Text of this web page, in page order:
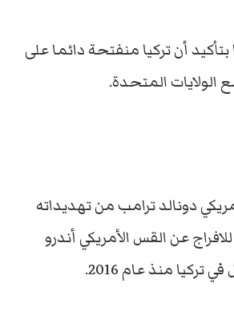
أن تركيا منفتحة دائما على
الولايات المتحدة.
دونالد ترامب من تهديداته
عن القس الأمريكي أندرو
منذ عام 2016.